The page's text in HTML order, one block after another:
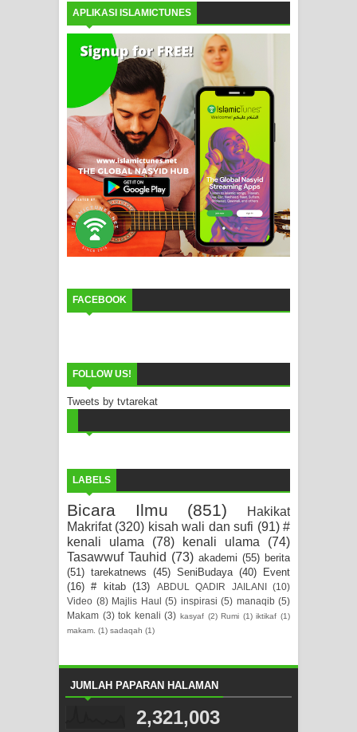
APLIKASI ISLAMICTUNES
FACEBOOK
FOLLOW US!
Tweets by tvtarekat
LABELS
Bicara Ilmu (851)
Hakikat
Makrifat (320) kisah wali dan sufi (91) #
kenali ulama
(78) kenali ulama
(74)
Tasawwuf Tauhid (73) akademi (55) berita
(51) tarekatnews (45) SeniBudaya (40)
Event
(16) # kitab (13) ABDUL QADIR JAILANI (10)
Video (8) Majlis Haul (5) inspirasi (5) manaqib (5)
Makam (3) tok kenali (3) kasyaf (2) Rumi (1) iktikaf (1)
makam. (1) sadaqah (1)
JUMLAH PAPARAN HALAMAN
2,321,003